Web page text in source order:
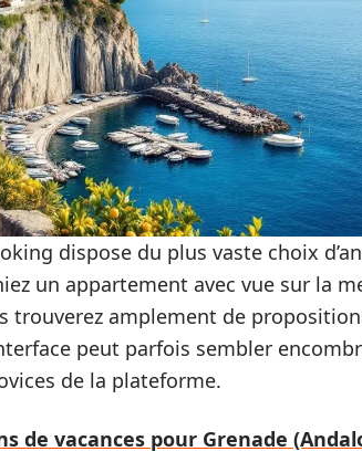
dispose du plus vaste choix
un appartement avec vue sur la
trouverez amplement de
peut parfois sembler
de la plateforme.
de vacances pour Grenade